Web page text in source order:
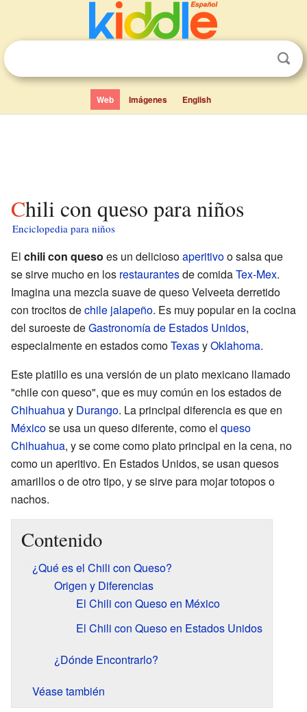
Web Imágenes English
Chili con queso para niños
Enciclopedia para niños
El chili con queso es un deliciosoaperitivoo salsa que
se sirve mucho en los restaurantesde comidaTex-Mex.
Imagina una mezcla suave de queso Velveeta derretido
con trocitos dechile jalapeño. Es muy popular en la cocina
del suroeste deGastronomía de Estados Unidos,
especialmente en estados comoTexasyOklahoma.
Este platillo es una versión de un plato mexicano llamado
"chile con queso", que es muy común en los estados de
Chihuahuay Durango. La principal diferencia es que en
Méxicose usa un queso diferente, como el queso
Chihuahua, y se come como plato principal en la cena, no
como un aperitivo. En Estados Unidos, se usan quesos
amarillos o de otro tipo, y se sirve para mojar totopos o
nachos.
Contenido
¿Qué es el Chili con Queso?
Origen y Diferencias
El Chili con Queso en México
El Chili con Queso en Estados Unidos
¿Dónde Encontrarlo?
Véase también